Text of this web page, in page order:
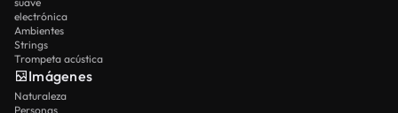
electrónica
Ambientes
Strings
Trompeta acústica
Imágenes
Naturaleza
Personas